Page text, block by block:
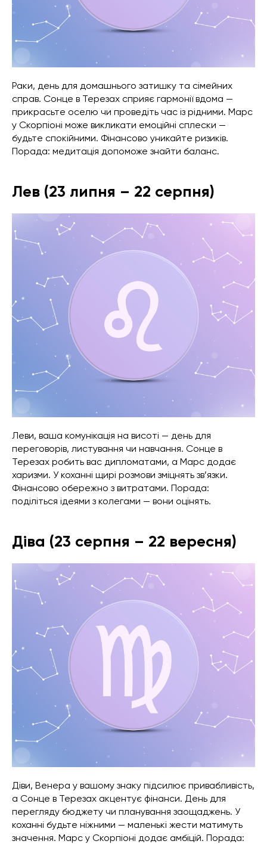
Раки, день для домашнього затишку та сімейних
справ. Сонце в Терезах сприяє гармонії вдома —
прикрасьте оселю чи проведіть час із рідними. Марс
у Скорпіоні може викликати емоційні сплески —
будьте спокійними. Фінансово уникайте ризиків.
Порада: медитація допоможе знайти баланс.
Лев (23 липня – 22 серпня)
Леви, ваша комунікація на висоті — день для
переговорів, листування чи навчання. Сонце в
Терезах робить вас дипломатами, а Марс додає
харизми. У коханні щирі розмови зміцнять зв’язки.
Фінансово обережно з витратами. Порада:
поділіться ідеями з колегами — вони оцінять.
Діва (23 серпня – 22 вересня)
Діви, Венера у вашому знаку підсилює привабливість,
а Сонце в Терезах акцентує фінанси. День для
перегляду бюджету чи планування заощаджень. У
коханні будьте ніжними — маленькі жести матимуть
значення. Марс у Скорпіоні додає амбіцій. Порада: